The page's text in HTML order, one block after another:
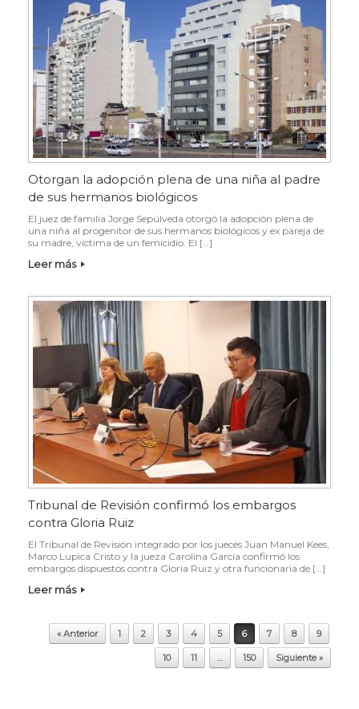
Otorgan la adopción plena de una niña al padre
de sus hermanos biológicos
El juez de familia Jorge Sepúlveda otorgó la adopción plena de
una niña al progenitor de sus hermanos biológicos y ex pareja de
su madre, víctima de un femicidio. El […]
Leer más
Tribunal de Revisión confirmó los embargos
contra Gloria Ruiz
El Tribunal de Revisión integrado por los jueces Juan Manuel Kees,
Marco Lupica Cristo y la jueza Carolina García confirmó los
embargos dispuestos contra Gloria Ruiz y otra funcionaria de […]
Leer más
Navegador de artículos
« Anterior 1 2 3 4 5 6 7 8 9
10 11 … 150 Siguiente »